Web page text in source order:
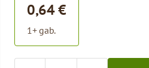
0,64 €
1+ gab.